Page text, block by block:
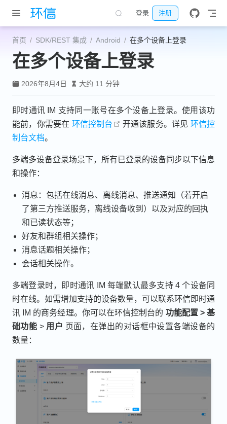
跳至主要內容
登录 注册
首页 SDK/REST 集成 Android 在多个设备上登录
在多个设备上登录
2026年8月4日 大约 11 分钟
即时通讯 IM 支持同一账号在多个设备上登录。使用该功
能前，你需要在 环信控制台 open in new window
开通该服务。详见 环信控
制台文档。
多端多设备登录场景下，所有已登录的设备同步以下信息
和操作：
消息：包括在线消息、离线消息、推送通知（若开启
了第三方推送服务，离线设备收到）以及对应的回执
和已读状态等；
好友和群组相关操作；
消息话题相关操作；
会话相关操作。
多端登录时，即时通讯 IM 每端默认最多支持 4 个设备同
时在线。如需增加支持的设备数量，可以联系环信即时通
讯 IM 的商务经理。你可以在环信控制台的 功能配置 > 基
础功能 > 用户 页面，在弹出的对话框中设置各端设备的
数量：